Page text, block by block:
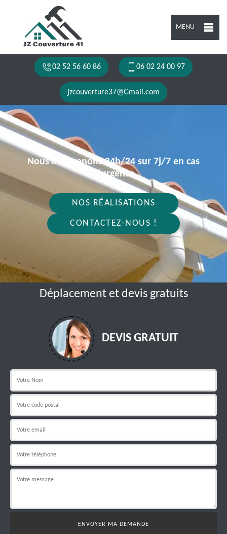
MENU
02 52 56 60 86 06 02 24 00 97
jzcouverture37@Gmail.com
Nous intervenons 24h/24 sur 7j/7 en cas
d'urgence
NOS RÉALISATIONS
CONTACTEZ-NOUS !
Déplacement et devis gratuits
DEVIS GRATUIT